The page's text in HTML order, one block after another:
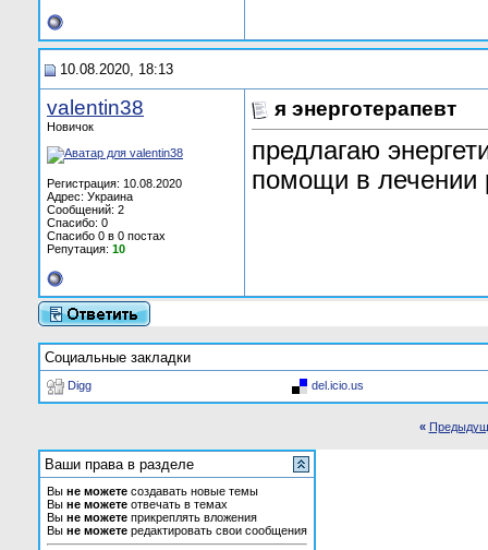
10.08.2020, 18:13
valentin38
Новичок
Регистрация: 10.08.2020
Адрес: Украина
Сообщений: 2
Спасибо: 0
Спасибо 0 в 0 постах
Репутация: 10
я энерготерапевт
предлагаю
помощи в лечении
Социальные закладки
Digg del.icio.us
«
Ваши права в разделе
Вы не можете создавать новые темы
Вы не можете отвечать в темах
Вы не можете прикреплять вложения
Вы не можете редактировать свои сообщения